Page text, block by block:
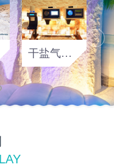
干盐气溶胶发生器